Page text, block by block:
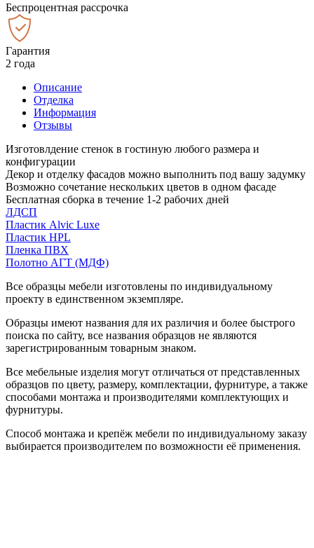
Беспроцентная рассрочка
Гарантия
2 года
Описание
Отделка
Информация
Отзывы
Изготовлдение стенок в гостиную любого размера и
конфигурации
Декор и отделку фасадов можно выполнить под вашу задумку
Возможно сочетание нескольких цветов в одном фасаде
Бесплатная сборка в течение 1-2 рабочих дней
ЛДСП
Пластик Alvic Luxe
Пластик HPL
Пленка ПВХ
Полотно АГТ (МДФ)
Все образцы мебели изготовлены по индивидуальному
проекту в единственном экземпляре.
Образцы имеют названия для их различия и более быстрого
поиска по сайту, все названия образцов не являются
зарегистрированным товарным знаком.
Все мебельные изделия могут отличаться от представленных
образцов по цвету, размеру, комплектации, фурнитуре, а также
способами монтажа и производителями комплектующих и
фурнитуры.
Способ монтажа и крепёж мебели по индивидуальному заказу
выбирается производителем по возможности её применения.